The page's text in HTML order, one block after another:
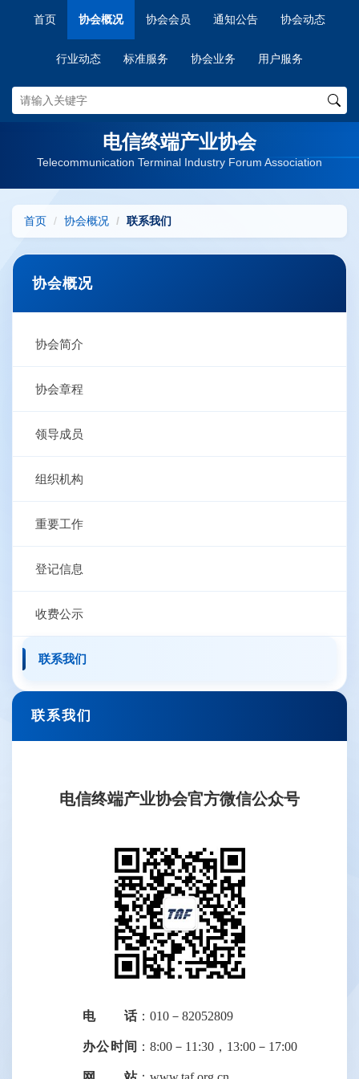
首页 协会概况 协会会员 通知公告 协会动态
行业动态 标准服务 协会业务 用户服务
电信终端产业协会
Telecommunication Terminal Industry Forum Association
首页 协会概况 联系我们
协会概况
协会简介
协会章程
领导成员
组织机构
重要工作
登记信息
收费公示
联系我们
联系我们
电信终端产业协会官方微信公众号
电话：010－82052809
办公时间 ：8:00－11:30，13:00－17:00